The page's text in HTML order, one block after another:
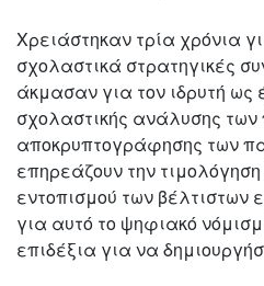
Χρειάστηκαν τρία χρόνια
σχολαστικά στρατηγικές
άκμασαν για τον ιδρυτή
σχολαστικής ανάλυσης των
αποκρυπτογράφησης των
επηρεάζουν την τιμολόγηση
εντοπισμού των
για αυτό το ψηφιακό
επιδέξια για να